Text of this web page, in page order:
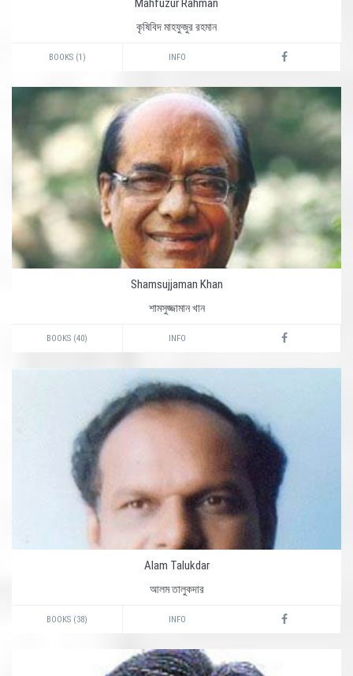
Mahfuzur Rahman
কৃষিবিদ মাহফুজুর রহমান
BOOKS (1) INFO
Shamsujjaman Khan
শামসুজ্জামান খান
BOOKS (40) INFO
Alam Talukdar
আলম তালুকদার
BOOKS (38) INFO